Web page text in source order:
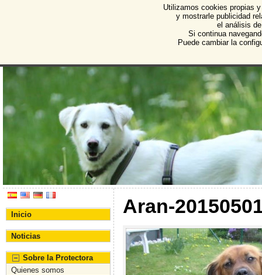
Protectora de Animales
Asociación Protectora de Animales y Plantas de
Inicio
Noticias
Sobre la Protectora
Quienes somos
Aran-
Utilizamos cookies propias
y mostrarle publicidad
el análisis
Si continua
Puede cambiar la